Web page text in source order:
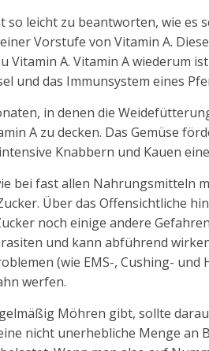
so leicht zu beantworten, wie
Vorstufe von Vitamin A.
Vitamin A. Vitamin A wiederum
und das Immunsystem eines
in denen die
A zu decken. Das Gemüse
Knabbern und Kauen
bei fast allen Nahrungsmitteln
Über das Offensichtliche
noch einige andere
und kann abführend
(wie EMS-, Cushing-
werfen.
Möhren gibt, sollte
nicht unerhebliche Menge an